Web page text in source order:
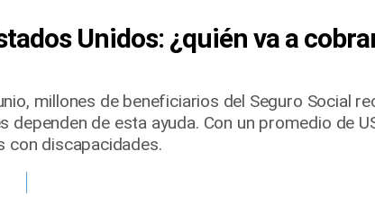
Unidos: ¿quién va a
millones de beneficiarios del Seguro Social
dependen de esta ayuda. Con un promedio de
con discapacidades.